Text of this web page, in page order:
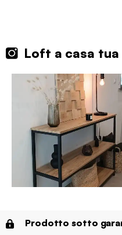
Loft a casa tua
Prodotto sotto